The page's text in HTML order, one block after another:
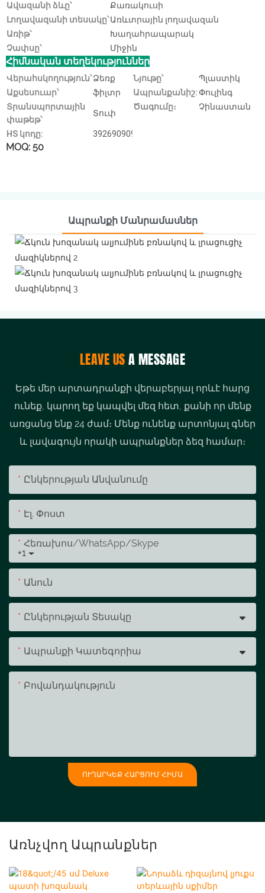
Ավազանի ձևը՝
Քառակուսի
Լողավազանի տեսակը՝Առևտրային լողավազան
Առիթ՝
Խաղահրապարակ
Չափսը՝
Միջին
Հիմնական տեղեկություններ
Վերահսկողություն՝Ձեռք
Աքսեսուար՝
ֆիլտր
Տրանսպորտային
փաթեթ՝
Տուփ
HS կոդը: 3926909090
MOQ: 50
Նյութը՝
Պլաստիկ
Ապրանքանիշ: Փուլինգ
Ծագումը։
Չինաստան
Ապրանքի Մանրամասներ
LEAVE USA MESSAGE
Եթե ​​մեր արտադրանքի վերաբերյալ որևէ հարց
ունեք, կարող եք կապվել մեզ հետ, քանի որ մենք
առցանց ենք 24 ժամ։ Մենք ունենք արտոնյալ գներ
և լավագույն որակի ապրանքներ ձեզ համար։
Ընկերության Անվանումը
Էլ. Փոստ
+1
Հեռախոս/whatsApp/skype
Անուն
Ընկերության Տեսակը
Ապրանքի Կատեգորիա
Բովանդակություն
ՈՒՂԱՐԿԵՔ ՀԱՐՑՈՒՄ ՀԻՄԱ
Առնչվող Ապրանքներ